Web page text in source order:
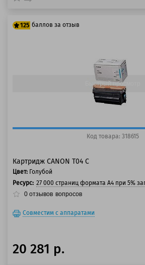
125 баллов за отзыв
Быстрый просмотр
Код товара: 318615
Картридж CANON T04 C
Цвет: Голубой
Ресурс: 27 000 страниц формата A4 при 5%
0 отзывов вопросов
Совместим с аппаратами
20 281 р.